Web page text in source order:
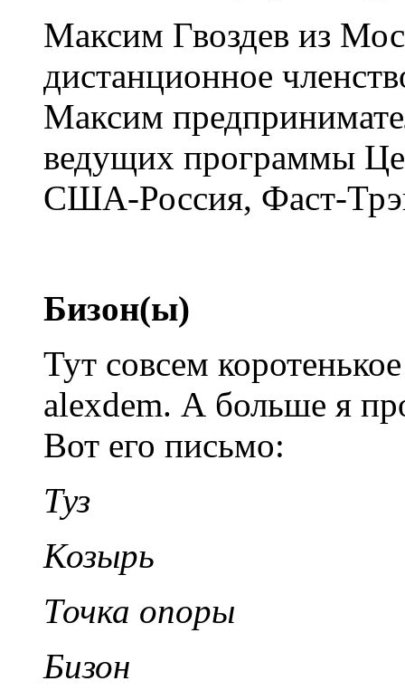
Максим Гвоздев из
дистанционное
Максим
ведущих программы
США-Россия, Фаст-
Бизон(ы)
Тут совсем
alexdem. А больше я
Вот его письмо:
Туз
Козырь
Точка опоры
Бизон